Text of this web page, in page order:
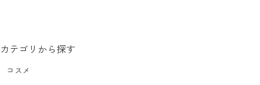
カテゴリから探す
コスメ